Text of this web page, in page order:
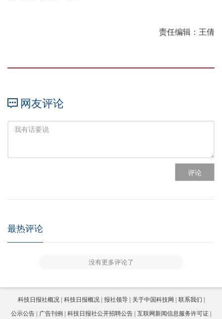
责任编辑：王倩
网友评论
评论
最热评论
没有更多评论了
科技日报社概况 科技日报概况 报社领导 关于中国科技网
联系我们
公示公告
广告刊例 科技日报社公开招聘公告 互联网新闻信息服务许可证